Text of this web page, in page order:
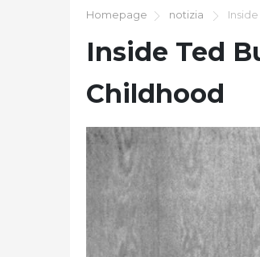
Homepage notizia
Inside Ted
Childhood